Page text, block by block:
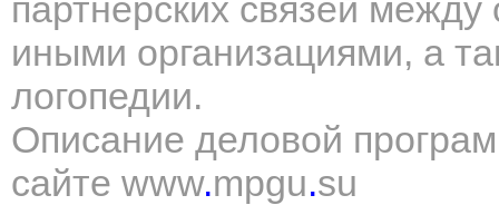
партнерских связей
иными организациями, а
логопедии.
Описание деловой
сайте www.mpgu.su